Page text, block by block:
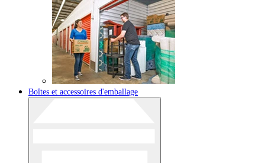
Boîtes et accessoires d'emballage